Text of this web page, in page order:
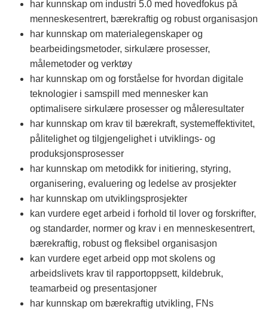
har kunnskap om industri 5.0 med hovedfokus på
menneskesentrert, bærekraftig og robust organisasjon
har kunnskap om materialegenskaper og
bearbeidingsmetoder, sirkulære prosesser,
målemetoder og verktøy
har kunnskap om og forståelse for hvordan digitale
teknologier i samspill med mennesker kan
optimalisere sirkulære prosesser og måleresultater
har kunnskap om krav til bærekraft, systemeffektivitet,
pålitelighet og tilgjengelighet i utviklings- og
produksjonsprosesser
har kunnskap om metodikk for initiering, styring,
organisering, evaluering og ledelse av prosjekter
har kunnskap om utviklingsprosjekter
kan vurdere eget arbeid i forhold til lover og forskrifter,
og standarder, normer og krav i en menneskesentrert,
bærekraftig, robust og fleksibel organisasjon
kan vurdere eget arbeid opp mot skolens og
arbeidslivets krav til rapportoppsett, kildebruk,
teamarbeid og presentasjoner
har kunnskap om bærekraftig utvikling, FNs